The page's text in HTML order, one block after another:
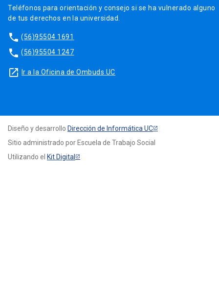
Teléfonos para orientación y consejo si se ha vulnerado alguno
de tus derechos en la universidad.
phone (56)95504 1691
phone (56)95504 1247
launch Ir a la Oficina de Ombuds UC
Diseño y desarrollo Dirección de Informática UC
Sitio administrado por Escuela de Trabajo Social
Utilizando el Kit Digital